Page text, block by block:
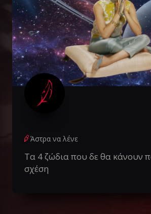
Άστρα να λένε
Τα 4 ζώδια που δε θα κάνουν
σχέση